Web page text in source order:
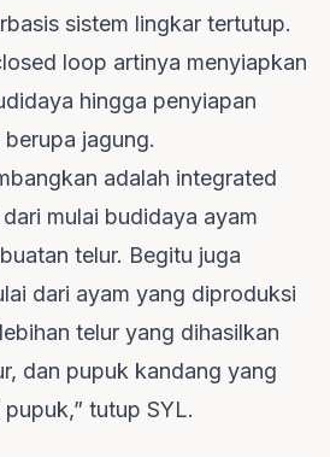
sistem lingkar tertutup.
loop artinya menyiapkan
hingga penyiapan
jagung.
adalah integrated
mulai budidaya ayam
telur. Begitu juga
dari ayam yang diproduksi
telur yang dihasilkan
dan pupuk kandang yang
tutup SYL.